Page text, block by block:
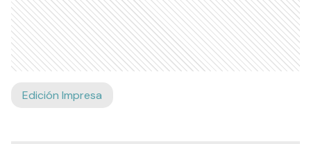
Edición Impresa